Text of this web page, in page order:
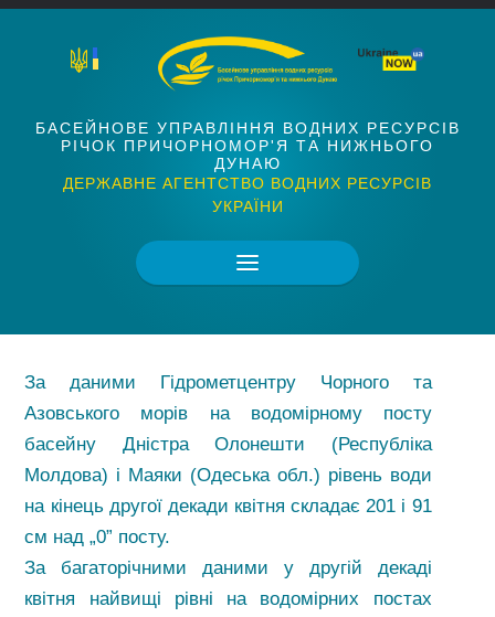
БАСЕЙНОВЕ УПРАВЛІННЯ ВОДНИХ РЕСУРСІВ
РІЧОК ПРИЧОРНОМОР'Я ТА НИЖНЬОГО
ДУНАЮ
ДЕРЖАВНЕ АГЕНТСТВО ВОДНИХ РЕСУРСІВ
УКРАЇНИ
За даними Гідрометцентру Чорного та
Азовського морів на водомірному посту
басейну Дністра Олонешти (Республіка
Молдова) і Маяки (Одеська обл.) рівень води
на кінець другої декади квітня складає 201 і 91
см над „0” посту.
За багаторічними даними у другій декаді
квітня найвищі рівні на водомірних постах